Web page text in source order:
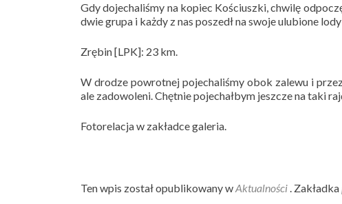
Gdy dojechaliśmy na kopiec Kościuszki, chwilę
dwie grupa i każdy z nas poszedł na swoje ulubione
Zrębin [LPK]: 23 km.
W drodze powrotnej pojechaliśmy obok zalewu i
ale zadowoleni. Chętnie pojechałbym jeszcze na taki
Fotorelacja w zakładce galeria.
Ten wpis został opublikowany wAktualności . Zakładka